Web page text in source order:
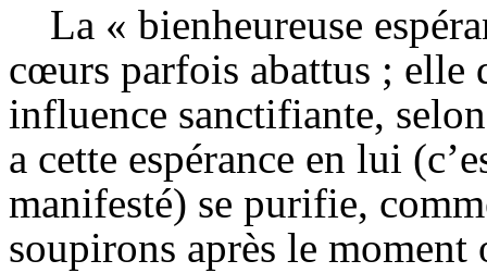
La « bienheureuse
cœurs parfois abattus ; elle
influence sanctifiante,
a cette espérance en lui
manifesté) se purifie,
soupirons après le moment